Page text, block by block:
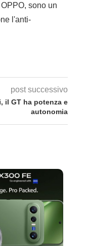
sono un
l'anti-
post successivo
il GT ha potenza e
autonomia